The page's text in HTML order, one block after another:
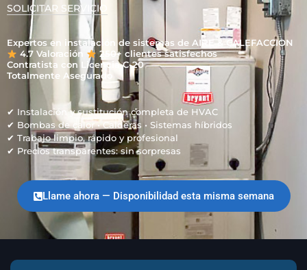
SOLICITAR SERVICIO
Expertos en instalación de sistemas de AIRE & CALEFACCION
4.7 Valoración
250+ clientes satisfechos
Contratista con Licencia C-20
Totalmente Asegurado
✔ Instalación y sustitución completa de HVAC
✔ Bombas de calor • Calderas • Sistemas híbridos
✔ Trabajo limpio, rápido y profesional
✔ Precios transparentes: sin sorpresas
Llame ahora — Disponibilidad esta misma semana